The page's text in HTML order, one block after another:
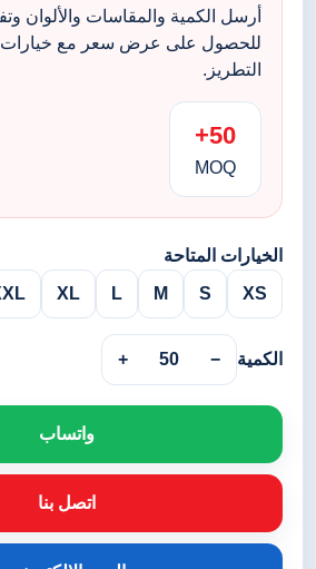
أرسل الكمية والمقاسات والألوان
للحصول على عرض سعر مع خيارات
التطريز.
50+
MOQ
الخيارات المتاحة
XS
S
M
L
XL
الكمية −
50
+
واتساب
اتصل بنا